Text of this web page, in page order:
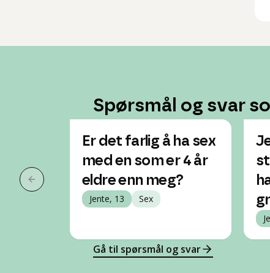
Spørsmål og svar
Forrige slide
Er det farlig å ha sex
med en som er 4 år
eldre enn meg?
Jente, 13 Sex
Gå til spørsmål og svar